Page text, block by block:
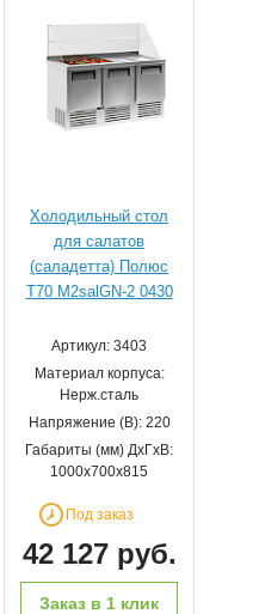
Холодильный стол
для салатов
(саладетта) Полюс
T70 M2salGN-2 0430
Артикул: 3403
Материал корпуса:
Нерж.сталь
Напряжение (В): 220
Габариты (мм) ДхГхВ:
1000х700х815
Под заказ
42 127 руб.
Заказ в 1 клик